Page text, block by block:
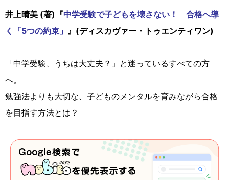
井上晴美 (著)『中学受験で子どもを壊さない！ 合格へ導
く「5つの約束」
』(ディスカヴァー・トゥエンティワン)
「中学受験、うちは大丈夫？」と迷っているすべての方
へ。
勉強法よりも大切な、子どものメンタルを育みながら合格
を目指す方法とは？